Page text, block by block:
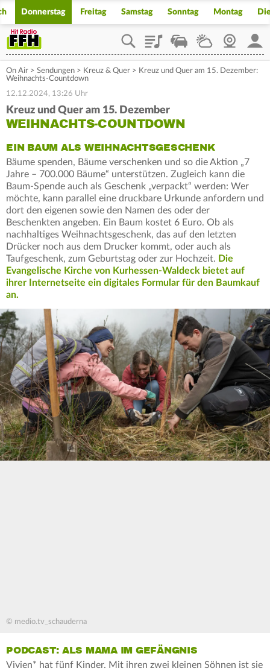
Donnerstag Freitag Samstag Sonntag Montag
PlaylistStaupilotWetterWebcam
On Air > Sendungen > Kreuz & Quer > Kreuz und Quer am 15. Dezember:
Weihnachts-Countdown
12.12.2024, 13:26 Uhr
Kreuz und Quer am 15. Dezember
WEIHNACHTS-COUNTDOWN
EIN BAUM ALS WEIHNACHTSGESCHENK
Bäume spenden, Bäume verschenken und so die Aktion „7
Jahre – 700.000 Bäume“ unterstützen. Zugleich kann die
Baum-Spende auch als Geschenk „verpackt“ werden: Wer
möchte, kann parallel eine druckbare Urkunde anfordern und
dort den eigenen sowie den Namen des oder der
Beschenkten angeben. Ein Baum kostet 6 Euro. Ob als
nachhaltiges Weihnachtsgeschenk, das auf den letzten
Drücker noch aus dem Drucker kommt, oder auch als
Taufgeschenk, zum Geburtstag oder zur Hochzeit. Die
Evangelische Kirche von Kurhessen-Waldeck bietet auf
ihrer Internetseite ein digitales Formular für den Baumkauf
an.
© medio.tv_schauderna
PODCAST: ALS MAMA IM GEFÄNGNIS
Vivien* hat fünf Kinder. Mit ihren zwei kleinen Söhnen ist sie